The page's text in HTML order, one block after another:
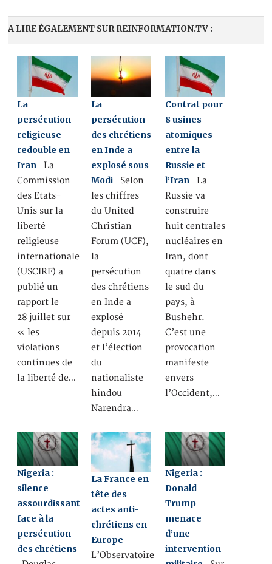
A LIRE ÉGALEMENT SUR REINFORMATION.TV :
La
persécution
religieuse
redouble en
Iran La
Commission
des Etats-
Unis sur la
liberté
religieuse
internationale
(USCIRF) a
publié un
rapport le
28 juillet sur
« les
violations
continues de
la liberté de…
La
persécution
des chrétiens
en Inde a
explosé sous
Modi Selon
les chiffres
du United
Christian
Forum (UCF),
la
persécution
des chrétiens
en Inde a
explosé
depuis 2014
et l’élection
du
nationaliste
hindou
Narendra…
Contrat pour
8 usines
atomiques
entre la
Russie et
l’Iran La
Russie va
construire
huit centrales
nucléaires en
Iran, dont
quatre dans
le sud du
pays, à
Bushehr.
C’est une
provocation
manifeste
envers
l’Occident,…
Nigeria :
silence
assourdissant
face à la
persécution
des chrétiens
La France en
tête des
actes anti-
chrétiens en
Europe
L’Observatoire
Nigeria :
Donald
Trump
menace
d’une
intervention